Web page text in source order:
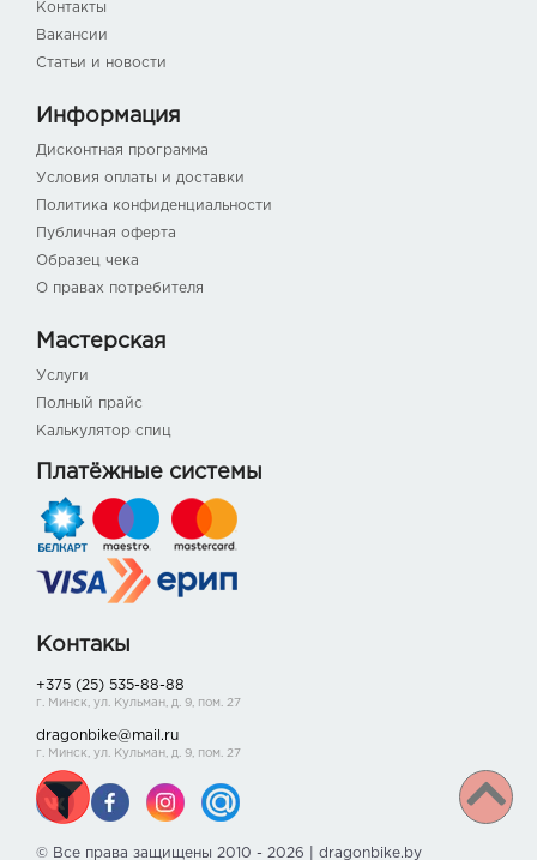
Контакты
Вакансии
Статьи и новости
Информация
Дисконтная программа
Условия оплаты и доставки
Политика конфиденциальности
Публичная оферта
Образец чека
О правах потребителя
Мастерская
Услуги
Полный прайс
Калькулятор спиц
Платёжные системы
Контакы
+375 (25) 535-88-88
г. Минск, ул. Кульман, д. 9, пом. 27
dragonbike@mail.ru
г. Минск, ул. Кульман, д. 9, пом. 27
© Все права защищены 2010 - 2026 | dragonbike.by